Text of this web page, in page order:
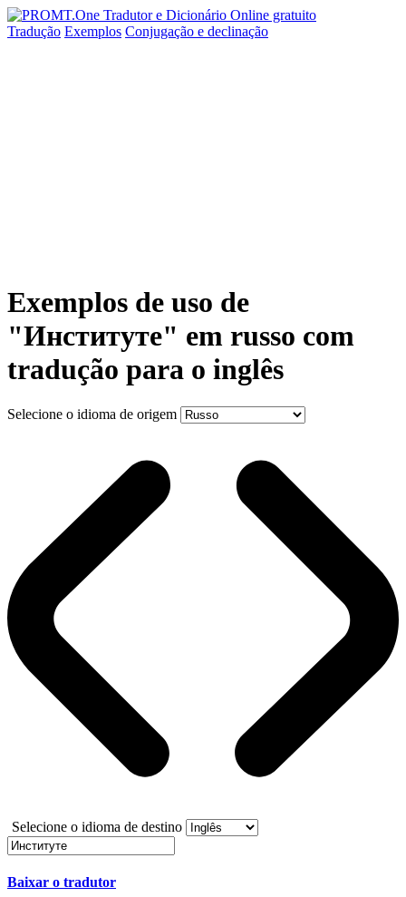
Tradução Exemplos Conjugação e declinação
Exemplos de uso de
"Институте" em russo com
tradução para o inglês
Selecione o idioma de origem
Selecione o idioma de destino
Baixar o tradutor